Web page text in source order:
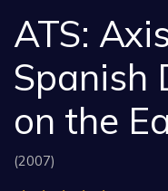
ATS:
Spanish
on the
(2007)